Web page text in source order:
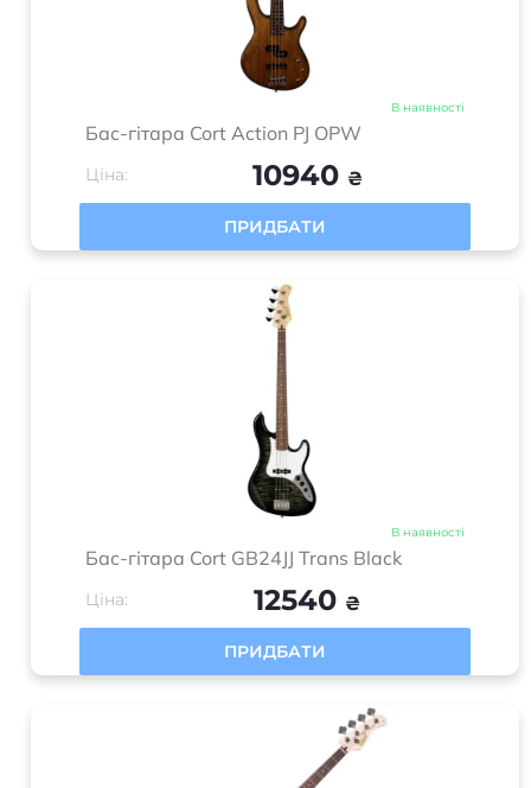
В наявності
Бас-гітара Cort Action PJ OPW
Ціна: 10940 ₴
ПРИДБАТИ
В наявності
Бас-гітара Cort GB24JJ Trans Black
Ціна: 12540 ₴
ПРИДБАТИ